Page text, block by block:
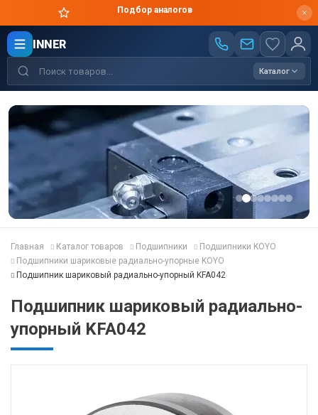
Цены производителя
INNER
Каталог
Главная Каталог товаров Подшипники
Подшипники KOYO
Подшипники шариковые радиально-упорные KOYO
Подшипник шариковый радиально-упорный KFA042
Подшипник шариковый радиально-
упорный KFA042